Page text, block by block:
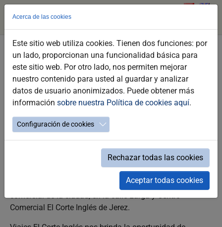
Saltar
contenido
principal
Viajes El Corte Inglés
_PUNTOS DE INTERÉS / AGENCIAS DE VIAJES
Viajes El Corte Inglés cuenta con una dilatada trayectoria
en el mercado, tiempo en el que ha conseguido la
confianza de una amplia cartera de clientes.
Viajes el Corte Inglés en Jerez cuenta con dos oficinas
abiertas al público, situadas en en centro histórico y
comercial de la ciudad, en la calle Larga y Centro
Comercial El Corte Inglés de Jerez.
Acerca de las cookies
Este sitio web utiliza cookies. Tienen dos funciones: por
un lado, proporcionan una funcionalidad básica para
este sitio web. Por otro lado, nos permiten mejorar
nuestro contenido para usted al guardar y analizar
datos de usuario anonimizados. Puede obtener más
información sobre nuestra Política de cookies aquí.
Configuración de cookies
Rechazar todas las cookies
Aceptar todas cookies